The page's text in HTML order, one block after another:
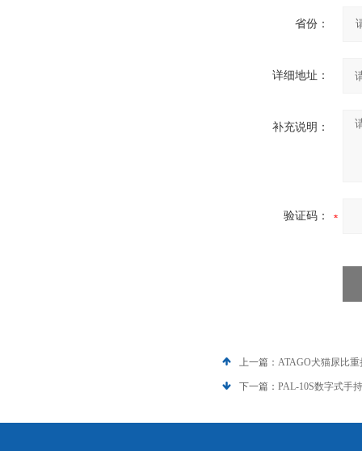
省份：
详细地址：
补充说明：
验证码：
上一篇： ATAGO犬猫尿比
下一篇： PAL-10S数字式手